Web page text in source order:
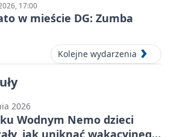
17:00
w mieście DG: Zumba
Kolejne wydarzenia
2026
Wodnym Nemo dzieci